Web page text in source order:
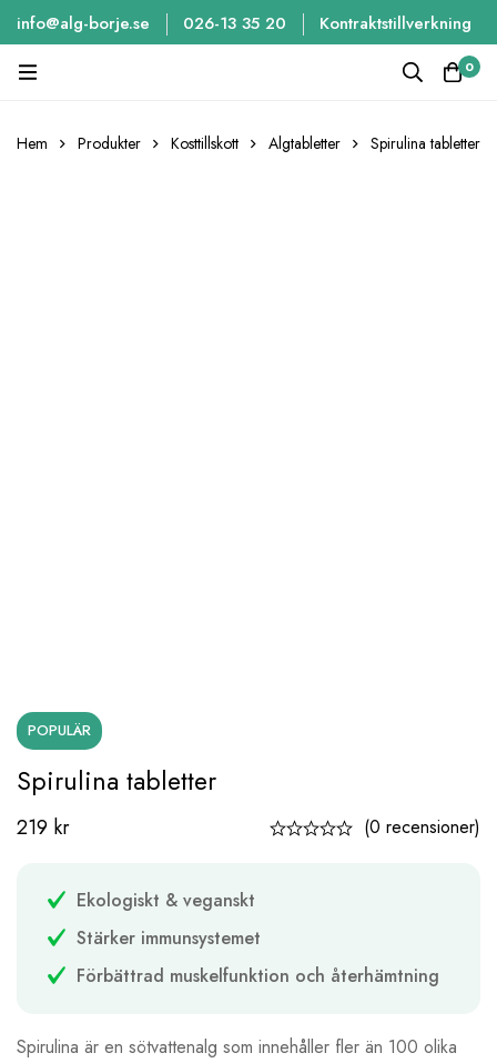
info@alg-borje.se 026-13 35 20 Kontraktstillverkning
0
Hem Produkter Kosttillskott Algtabletter Spirulina tabletter
POPULÄR
Spirulina tabletter
219 kr (0 recensioner)
Ekologiskt & veganskt
Stärker immunsystemet
Förbättrad muskelfunktion och återhämtning
Spirulina är en sötvattenalg som innehåller fler än 100 olika